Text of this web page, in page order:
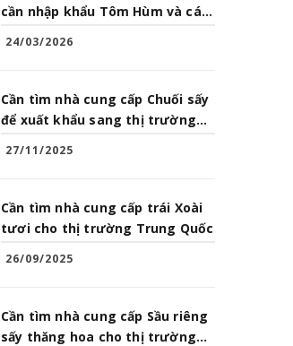
cần nhập khẩu Tôm Hùm và các
24/03/2026
Cần tìm nhà cung cấp Chuối sấy
để xuất khẩu sang thị trường
27/11/2025
Cần tìm nhà cung cấp trái Xoài
tươi cho thị trường Trung Quốc
26/09/2025
Cần tìm nhà cung cấp Sầu riêng
sấy thăng hoa cho thị trường